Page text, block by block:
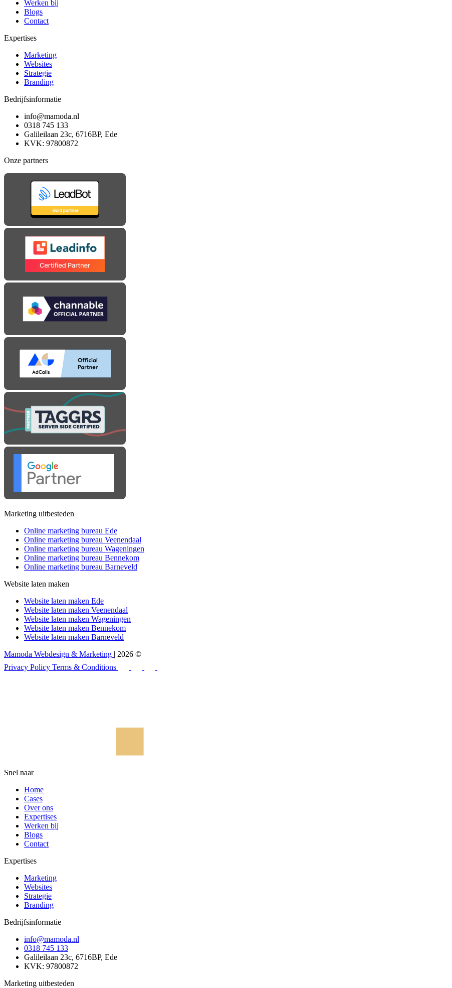
Werken bij
Blogs
Contact
Expertises
Marketing
Websites
Strategie
Branding
Bedrijfsinformatie
info@mamoda.nl
0318 745 133
Galileilaan 23c, 6716BP, Ede
KVK: 97800872
Onze partners
Marketing uitbesteden
Online marketing bureau Ede
Online marketing bureau Veenendaal
Online marketing bureau Wageningen
Online marketing bureau Bennekom
Online marketing bureau Barneveld
Website laten maken
Website laten maken Ede
Website laten maken Veenendaal
Website laten maken Wageningen
Website laten maken Bennekom
Website laten maken Barneveld
Mamoda Webdesign & Marketing | 2026 ©
Privacy Policy Terms & Conditions
Snel naar
Home
Cases
Over ons
Expertises
Werken bij
Blogs
Contact
Expertises
Marketing
Websites
Strategie
Branding
Bedrijfsinformatie
info@mamoda.nl
0318 745 133
Galileilaan 23c, 6716BP, Ede
KVK: 97800872
Marketing uitbesteden